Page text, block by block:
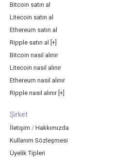
Bitcoin satın al
Litecoin satın al
Ethereum satın al
Ripple satın al
[+]
Bitcoin nasıl alınır
Litecoin nasıl alınır
Ethereum nasıl alınır
Ripple nasıl alınır [+]
Şirket
İletişim / Hakkımızda
Kullanım Sözleşmesi
Üyelik Tipleri